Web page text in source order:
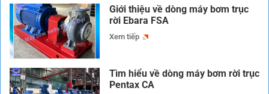
Giới thiệu về dòng máy bơm trục
rời Ebara FSA
Xem tiếp
Tìm hiểu về dòng máy bơm rời trục
Pentax CA